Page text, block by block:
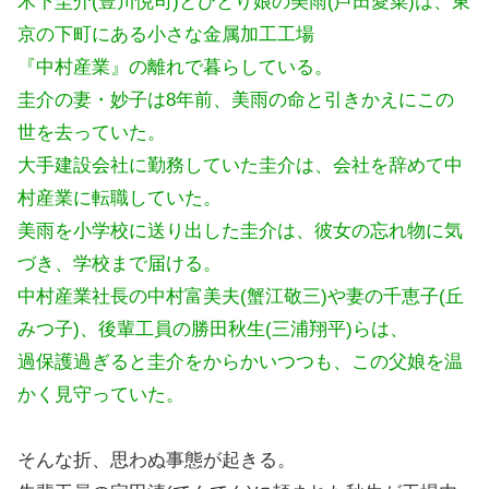
京の下町にある小さな金属加工工場
『中村産業』の離れで暮らしている。
圭介の妻・妙子は8年前、美雨の命と引きかえにこの
世を去っていた。
大手建設会社に勤務していた圭介は、会社を辞めて中
村産業に転職していた。
美雨を小学校に送り出した圭介は、彼女の忘れ物に気
づき、学校まで届ける。
中村産業社長の中村富美夫(蟹江敬三)や妻の千恵子(丘
みつ子)、後輩工員の勝田秋生(三浦翔平)らは、
過保護過ぎると圭介をからかいつつも、この父娘を温
かく見守っていた。
そんな折、思わぬ事態が起きる。